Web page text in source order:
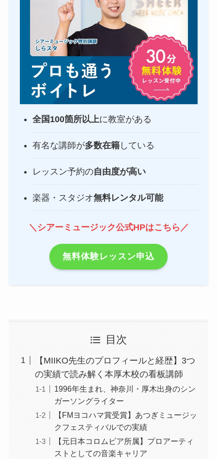
全国100箇所以上に教室がある
有名な講師が多数在籍 している
レッスン予約の自由度が高い
楽器・スタジオ無料レンタル可能
＼シアーミュージック公式HPはこちら／
無料体験レッスン申込
目次
【MIIKO先生のプロフィールと経歴】3つ
の実績で読み解く本厚木校の看板講師
1996年生まれ、神奈川・厚木出身のシン
ガーソングライター
【FMヨコハマ賞受賞】あつぎミュージッ
クフェスティバルでの実績
【元日本コロムビア所属】プロアーティ
ストとしての音楽キャリア